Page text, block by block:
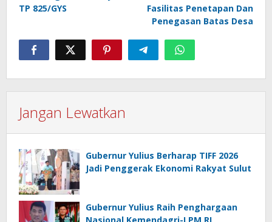
TP 825/GYS
Fasilitas Penetapan Dan
Penegasan Batas Desa
Jangan Lewatkan
Gubernur Yulius Berharap TIFF 2026
Jadi Penggerak Ekonomi Rakyat Sulut
Gubernur Yulius Raih Penghargaan